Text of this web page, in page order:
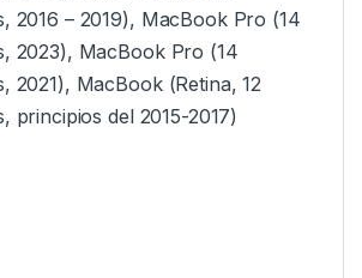
2016 – 2019), MacBook Pro (14
2023), MacBook Pro (14
2021), MacBook (Retina, 12
principios del 2015-2017)